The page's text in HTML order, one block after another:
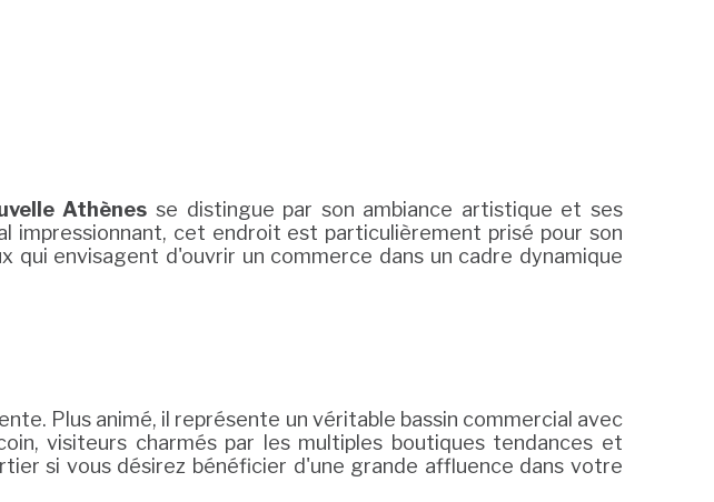
Athènes se distingue par son ambiance artistique et ses
impressionnant, cet endroit est particulièrement prisé pour son
envisagent d'ouvrir un commerce dans un cadre dynamique
Plus animé, il représente un véritable bassin commercial avec
visiteurs charmés par les multiples boutiques tendances et
si vous désirez bénéficier d'une grande affluence dans votre